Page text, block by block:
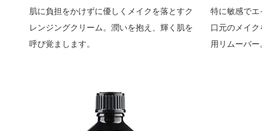
肌に負担をかけずに優しくメイクを落とすク
レンジングクリーム。潤いを抱え、輝く肌を
呼び覚まします。
特に敏感で
口元のメイ
用リムーバー